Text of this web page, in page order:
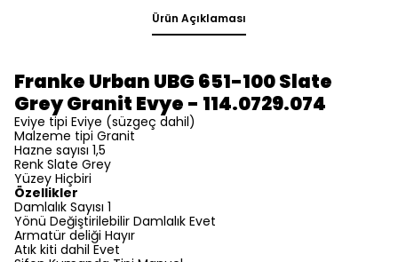
Ürün Açıklaması
Franke Urban UBG 651-100 Slate
Grey Granit Evye - 114.0729.074
Eviye tipi Eviye (süzgeç dahil)
Malzeme tipi Granit
Hazne sayısı 1,5
Renk Slate Grey
Yüzey Hiçbiri
Özellikler
Damlalık Sayısı 1
Yönü Değiştirilebilir Damlalık Evet
Armatür deliği Hayır
Atık kiti dahil Evet